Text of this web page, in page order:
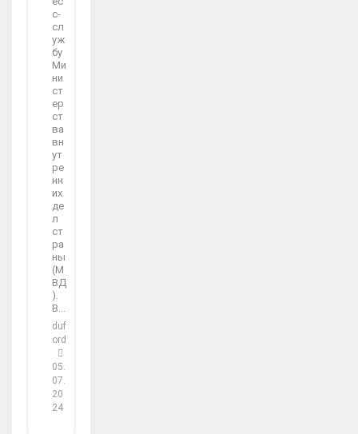
с-
сл
уж
бу
Ми
ни
ст
ер
ст
ва
вн
ут
ре
нн
их
де
л
ст
ра
ны
(М
ВД
).
В...
duf
ord
05.
07.
20
24